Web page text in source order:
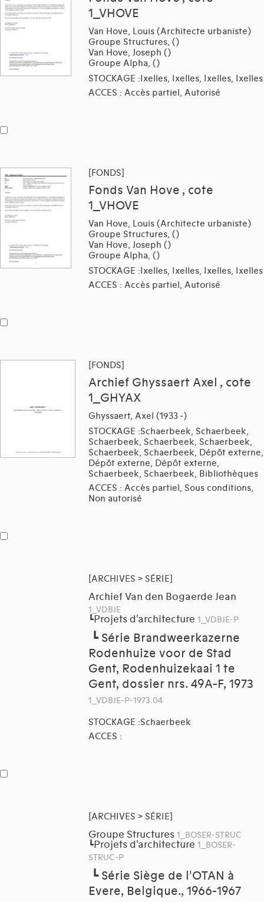
1_VHOVE
Van Hove, Louis (Architecte urbaniste)
Groupe Structures, ()
Van Hove, Joseph ()
Groupe Alpha, ()
STOCKAGE :Ixelles, Ixelles, Ixelles, Ixelles
ACCES : Accès partiel, Autorisé
[FONDS]
Fonds Van Hove , cote
1_VHOVE
Van Hove, Louis (Architecte urbaniste)
Groupe Structures, ()
Van Hove, Joseph ()
Groupe Alpha, ()
STOCKAGE :Ixelles, Ixelles, Ixelles, Ixelles
ACCES : Accès partiel, Autorisé
[FONDS]
Archief Ghyssaert Axel , cote
1_GHYAX
Ghyssaert, Axel (1933 -)
STOCKAGE :Schaerbeek, Schaerbeek,
Schaerbeek, Schaerbeek, Schaerbeek,
Schaerbeek, Schaerbeek, Dépôt externe,
Dépôt externe, Dépôt externe,
Schaerbeek, Schaerbeek, Bibliothèques
ACCES : Accès partiel, Sous conditions,
Non autorisé
[ARCHIVES > SÉRIE]
Archief Van den Bogaerde Jean
1_VDBJE
┗Projets d'architecture 1_VDBJE-P
┗ Série Brandweerkazerne
Rodenhuize voor de Stad
Gent, Rodenhuizekaai 1 te
Gent, dossier nrs. 49A-F, 1973
1_VDBJE-P-1973.04
STOCKAGE :Schaerbeek
ACCES :
[ARCHIVES > SÉRIE]
Groupe Structures 1_BOSER-STRUC
┗Projets d'architecture 1_BOSER-
STRUC-P
┗ Série Siège de l'OTAN à
Evere, Belgique., 1966-1967